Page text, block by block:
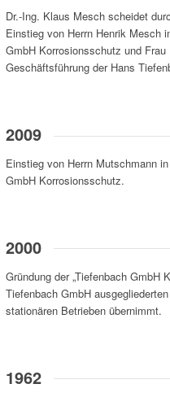
Dr.-Ing. Klaus Mesch scheidet
Einstieg von Herrn Henrik Mesch
GmbH Korrosionsschutz und
Geschäftsführung der Hans
2009
Einstieg von Herrn Mutschmann
GmbH Korrosionsschutz.
2000
Gründung der „Tiefenbach GmbH
Tiefenbach GmbH
stationären Betrieben übernimmt.
1962